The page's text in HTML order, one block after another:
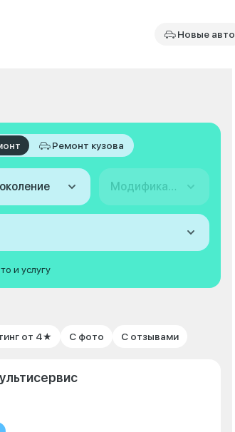
Новые авто
Ремонт кузова
Модификация
и услугу
от 4★ С фото С отзывами